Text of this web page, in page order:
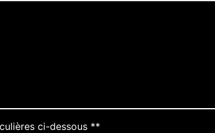
ci-dessous **